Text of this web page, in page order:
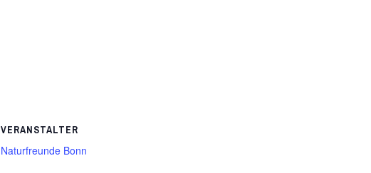
VERANSTALTER
Naturfreunde Bonn